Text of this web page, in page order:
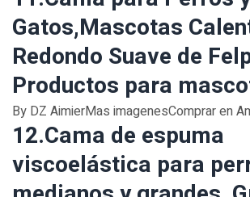
Gatos,Mascotas
Redondo Suave de
Productos para
By DZ AimierMas imagenesComprar en
12.Cama de espuma
viscoelástica para